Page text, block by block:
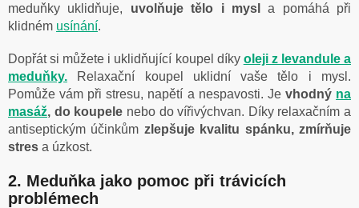
meduňky uklidňuje, uvolňuje tělo i mysl
a pomáhá při
klidném usínání.
Dopřát si můžete i uklidňující koupel díky oleji z levandule a
meduňky. Relaxační koupel uklidní vaše tělo i mysl.
Pomůže vám při stresu, napětí a nespavosti. Je vhodný na
masáž, do koupele nebo do vířivýchvan. Díky relaxačním a
antiseptickým účinkům zlepšuje kvalitu spánku, zmírňuje
stres a úzkost.
2. Meduňka jako pomoc při trávicích
problémech